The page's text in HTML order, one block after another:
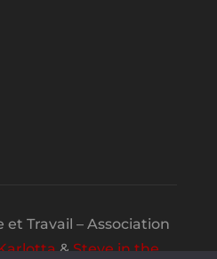
et Travail – Association
&Steve in the